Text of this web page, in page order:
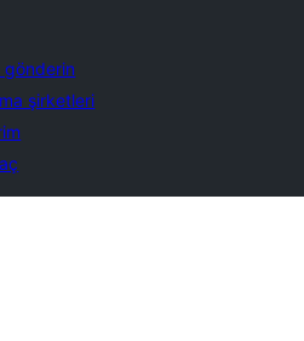
gönderin
şirketleri